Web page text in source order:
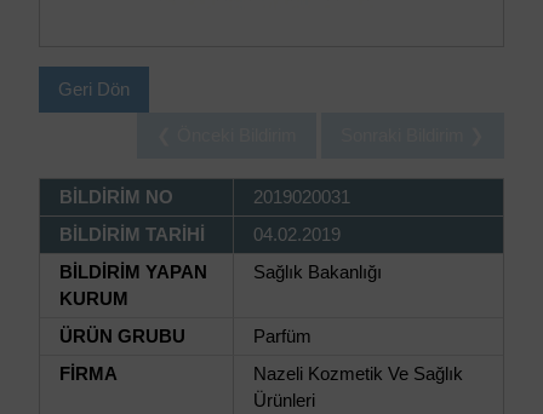
Geri Dön
BİLDİRİM NO
2019020031
BİLDİRİM TARİHİ
04.02.2019
BİLDİRİM YAPAN
KURUM
Sağlık Bakanlığı
ÜRÜN GRUBU
Parfüm
FİRMA
Nazeli Kozmetik Ve Sağlık
Ürünleri